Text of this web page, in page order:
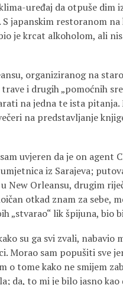
uređaj da otpuše dim
japanskim restoranom
je krcat alkoholom, ali
organiziranog na
i drugih „pomoćnih
na jedna te ista pitanja.
na predstavljanje
uvjeren da je on agent
iz Sarajeva;
New Orleansu, drugim
otkad znam za sebe,
„stvarao“ lik špijuna,
su ga svi zvali,
Morao sam popušiti sve
o tome kako ne smijem
da, to mi je bilo jasno